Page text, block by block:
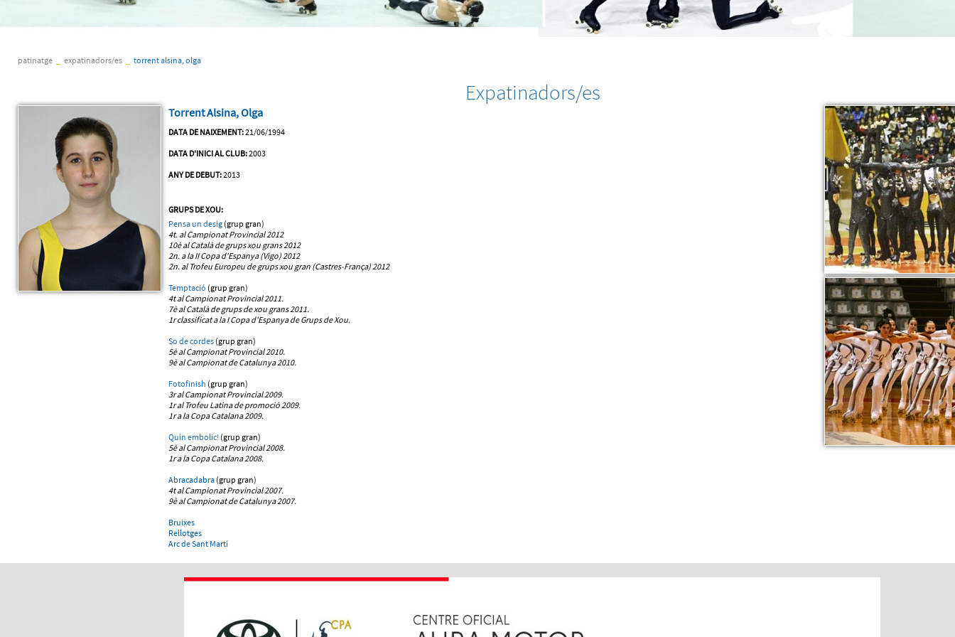
patinatge expatinadors/es torrent alsina, olga
Expatinadors/es
Torrent Alsina, Olga
DATA DE NAIXEMENT:21/06/1994
DATA D'INICI AL CLUB:2003
ANY DE DEBUT:2013
GRUPS DE XOU:
Pensa un desig(grup gran)
4t. al Campionat Provincial 2012
10è al Català de grups xou grans 2012
2n. a la II Copa d'Espanya (Vigo) 2012
2n. al Trofeu Europeu de grups xou gran (Castres-França) 2012
Temptació (grup gran)
4t al Campionat Provincial 2011.
7è al Català de grups de xou grans 2011.
1r classificat a la I Copa d'Espanya de Grups de Xou.
So de cordes(grup gran)
5è al Campionat Provincial 2010.
9è al Campionat de Catalunya 2010.
Fotofinish (grup gran)
3r al Campionat Provincial 2009.
1r al Trofeu Latina de promoció 2009.
1r a la Copa Catalana 2009.
Quin embolic!(grup gran)
5è al Campionat Provincial 2008.
1r a la Copa Catalana 2008.
Abracadabra(grup gran)
4t al Campionat Provincial 2007.
9è al Campionat de Catalunya 2007.
Bruixes
Rellotges
Arc de Sant Martí